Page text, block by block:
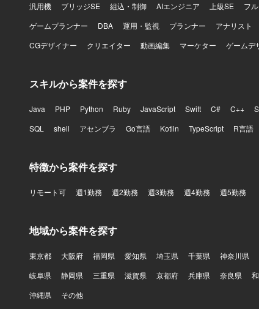
汎用機
ブリッジSE 組込・制御 AIエンジニア 上級SE フ
ゲームプランナー
DBA 運用・監視 プランナー アナリスト
CGデザイナー
クリエイター 動画編集 マーケター ゲームデ
スキルから案件を探す
Java PHP Python Ruby JavaScript Swift C# C++
SQL
shell アセンブラ Go言語 Kotlin TypeScript R言語
特徴から案件を探す
リモート可 週1勤務 週2勤務 週3勤務 週4勤務 週5勤務
地域から案件を探す
東京都 大阪府 福岡県 愛知県 埼玉県 千葉県 神奈川県
岐阜県
静岡県 三重県 滋賀県 京都府 兵庫県 奈良県
沖縄県
その他